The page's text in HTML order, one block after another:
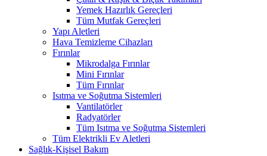
Yemek Hazırlık Gereçleri
Tüm Mutfak Gereçleri
Yapı Aletleri
Hava Temizleme Cihazları
Fırınlar
Mikrodalga Fırınlar
Mini Fırınlar
Tüm Fırınlar
Isıtma ve Soğutma Sistemleri
Vantilatörler
Radyatörler
Tüm Isıtma ve Soğutma Sistemleri
Tüm Elektrikli Ev Aletleri
Sağlık-Kişisel Bakım